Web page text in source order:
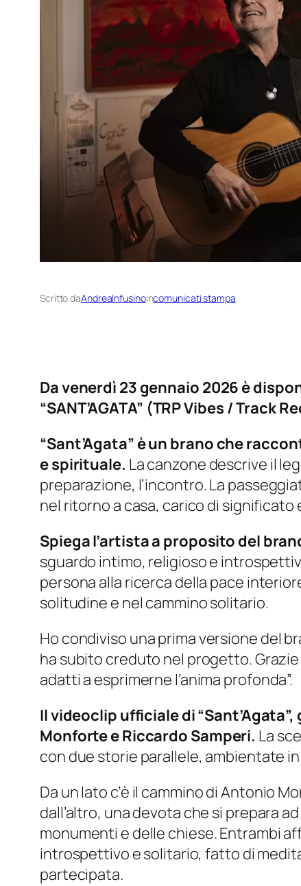
Scritto daAndreaInfusinoincomunicati stampa
Da venerdì 23 gennaio 2026 è
“SANT’AGATA” (TRP Vibes / Track
“Sant’Agata” è un brano che
e spirituale. La canzone descrive il
preparazione, l’incontro. La
nel ritorno a casa, carico di significato
Spiega l’artista a proposito del
sguardo intimo, religioso e
persona alla ricerca della pace
solitudine e nel cammino solitario.
Ho condiviso una prima versione del
ha subito creduto nel progetto.
adatti a esprimerne l’anima profonda”.
Il videoclip ufficiale di
Monforte e Riccardo Samperi. La
con due storie parallele, ambientate
Da un lato c’è il cammino di Antonio
dall’altro, una devota che si prepara
monumenti e delle chiese. Entrambi
introspettivo e solitario, fatto di
partecipata.